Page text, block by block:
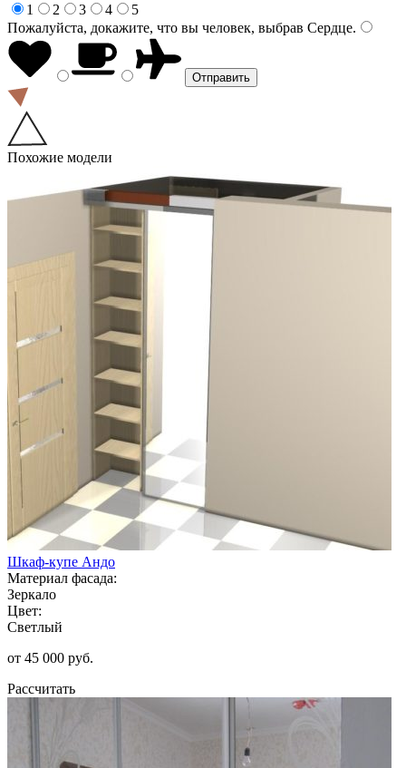
1
2 3 4
5
Пожалуйста, докажите, что вы человек, выбрав Сердце.
Похожие модели
Шкаф-купе Андо
Материал фасада:
Зеркало
Цвет:
Светлый
от 45 000 руб.
Рассчитать